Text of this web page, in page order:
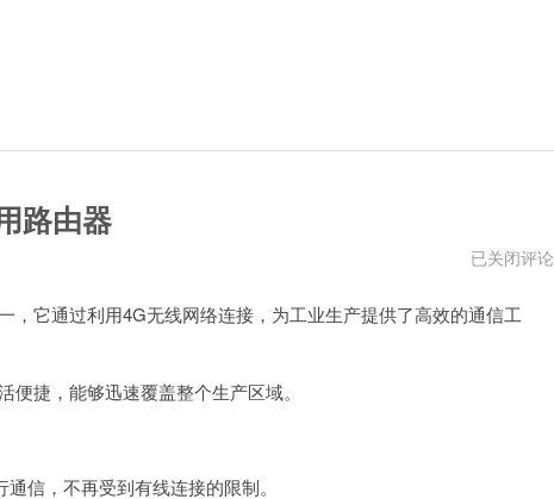
路由器
工
路
已关闭评论
它通过利用4G无线网络连接，为工业生产提供了高效的通信工
捷，能够迅速覆盖整个生产区域。
信，不再受到有线连接的限制。